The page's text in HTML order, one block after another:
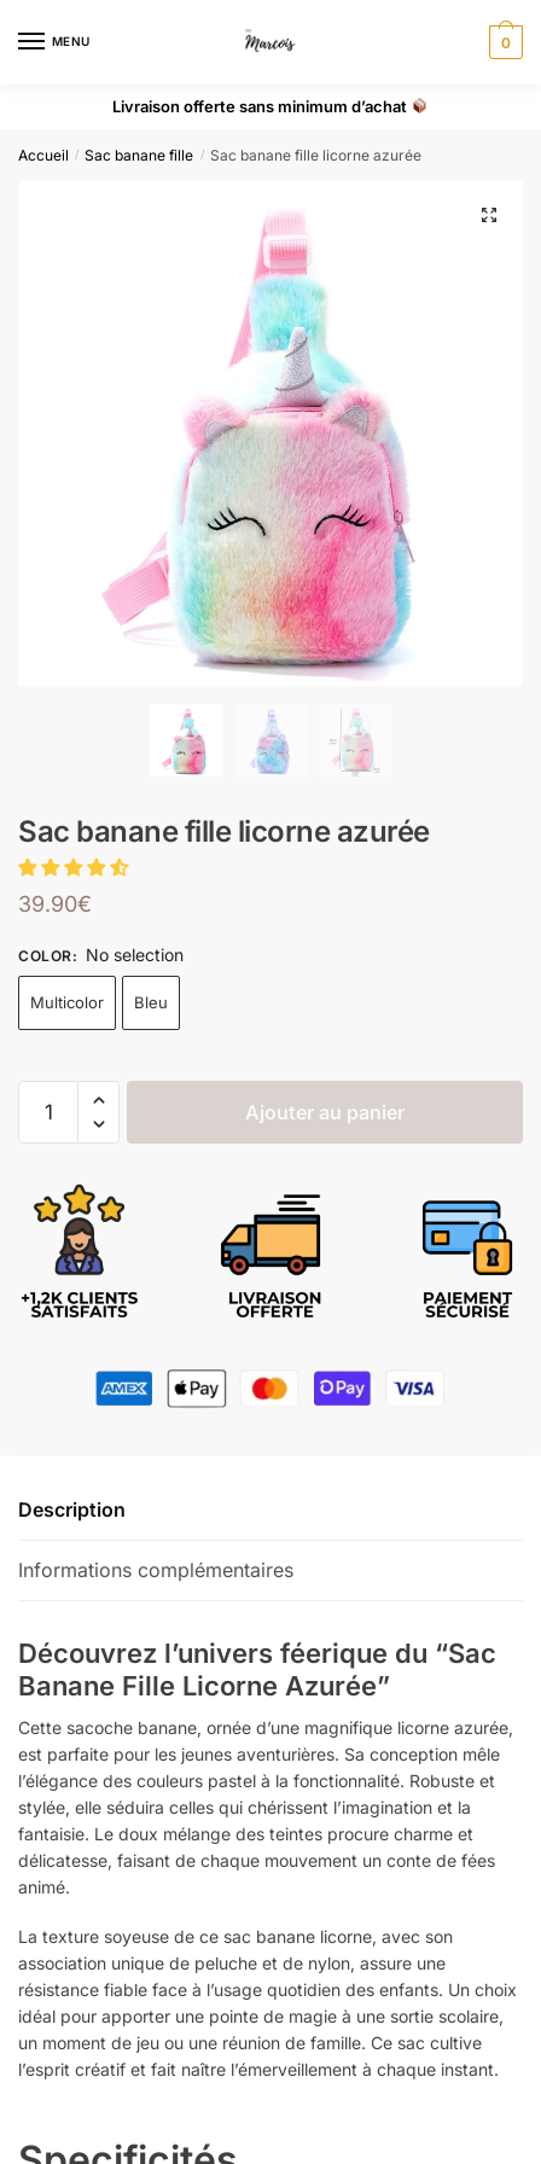
MENU 0
Livraison offerte sans minimum d’achat
Accueil / Sac banane fille / Sac banane fille licorne azurée
Sac banane fille licorne azurée
39.90€
COLOR: No selection
Multicolor Bleu
Ajouter au panier
Description
Informations complémentaires
Découvrez l’univers féerique du “Sac
Banane Fille Licorne Azurée”
Cette sacoche banane, ornée d’une magnifique licorne azurée,
est parfaite pour les jeunes aventurières. Sa conception mêle
l’élégance des couleurs pastel à la fonctionnalité. Robuste et
stylée, elle séduira celles qui chérissent l’imagination et la
fantaisie. Le doux mélange des teintes procure charme et
délicatesse, faisant de chaque mouvement un conte de fées
animé.
La texture soyeuse de ce sac banane licorne, avec son
association unique de peluche et de nylon, assure une
résistance fiable face à l’usage quotidien des enfants. Un choix
idéal pour apporter une pointe de magie à une sortie scolaire,
un moment de jeu ou une réunion de famille. Ce sac cultive
l’esprit créatif et fait naître l’émerveillement à chaque instant.